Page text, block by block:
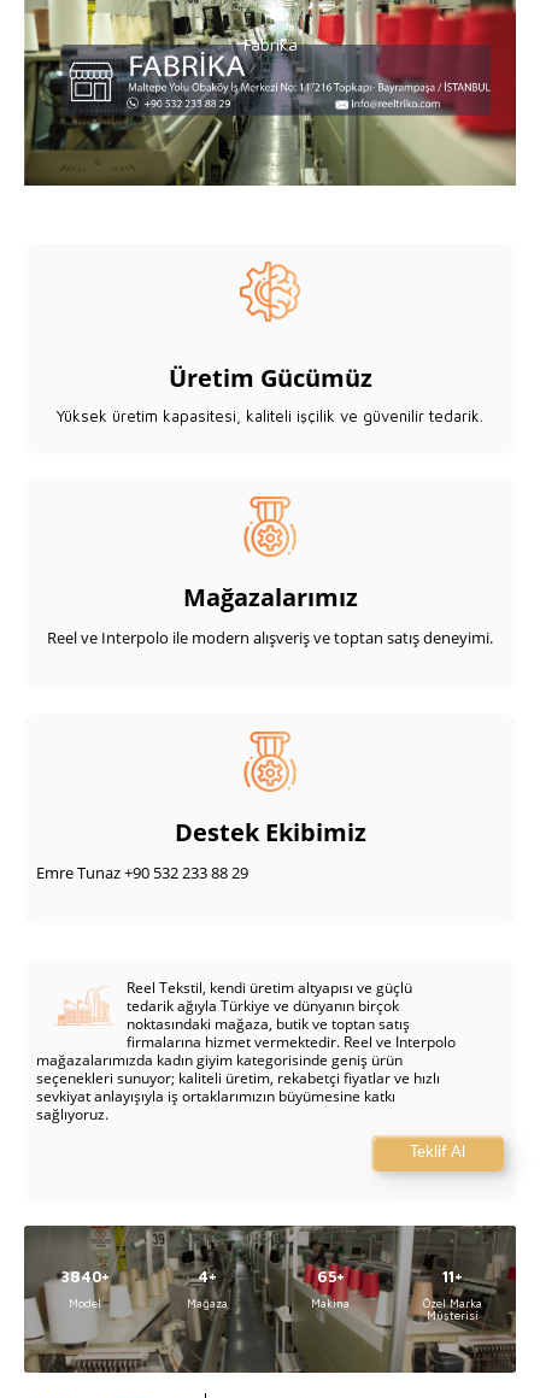
Fabrika
Fabrika
Üretim Gücümüz
Yüksek üretim kapasitesi, kaliteli işçilik ve güvenilir tedarik.
Mağazalarımız
Reel ve Interpolo ile modern alışveriş ve toptan satış deneyimi.
Destek Ekibimiz
Emre Tunaz +90 532 233 88 29
Reel Tekstil, kendi üretim altyapısı ve güçlü
tedarik ağıyla Türkiye ve dünyanın birçok
noktasındaki mağaza, butik ve toptan satış
firmalarına hizmet vermektedir. Reel ve Interpolo
mağazalarımızda kadın giyim kategorisinde geniş ürün
seçenekleri sunuyor; kaliteli üretim, rekabetçi fiyatlar ve hızlı
sevkiyat anlayışıyla iş ortaklarımızın büyümesine katkı
sağlıyoruz.
Teklif Al
5000
Model
5
Mağaza
84
Makina
14
Özel Marka
Müşterisi